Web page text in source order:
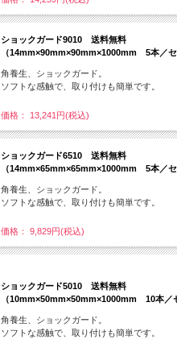
ショックガード9010 送料無料
（14mm×90mm×90mm×1000mm 5本／セ
角養生、ショックガード。
ソフトな感触で、取り付けも簡単です。
価格： 13,241円(税込)
ショックガード6510 送料無料
（14mm×65mm×65mm×1000mm 5本／セ
角養生、ショックガード。
ソフトな感触で、取り付けも簡単です。
価格： 9,829円(税込)
ショックガード5010 送料無料
（10mm×50mm×50mm×1000mm 10本／
角養生、ショックガード。
ソフトな感触で、取り付けも簡単です。